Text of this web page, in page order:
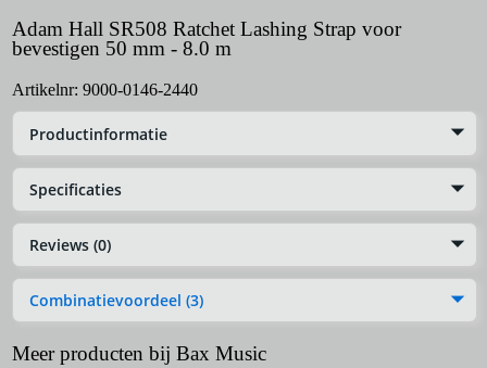
Adam Hall SR508 Ratchet Lashing Strap voor
bevestigen 50 mm - 8.0 m
Artikelnr: 9000-0146-2440
Productinformatie
Specificaties
Reviews (0)
Combinatievoordeel (3)
Meer producten bij Bax Music